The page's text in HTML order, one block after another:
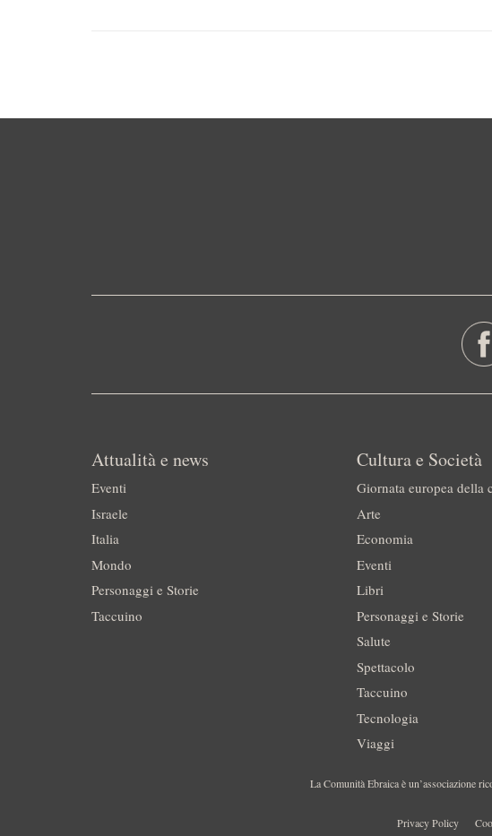
Attualità e news
Eventi
Israele
Italia
Mondo
Personaggi e Storie
Taccuino
Cultura e Società
Giornata europea della
Arte
Economia
Eventi
Libri
Personaggi e Storie
Salute
Spettacolo
Taccuino
Tecnologia
Viaggi
La Comunità Ebraica è un’associazione
Privacy Policy